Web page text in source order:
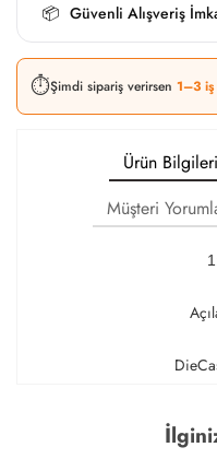
📦 Güvenli Alışveriş
⏱️Şimdi sipariş verirsen 1–3
Ürün Bilgileri
Müşteri